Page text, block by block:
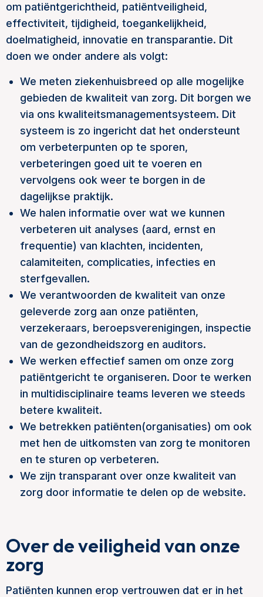
om patiëntgerichtheid, patiëntveiligheid,
effectiviteit, tijdigheid, toegankelijkheid,
doelmatigheid, innovatie en transparantie. Dit
doen we onder andere als volgt:
We meten ziekenhuisbreed op alle mogelijke
gebieden de kwaliteit van zorg. Dit borgen we
via ons kwaliteitsmanagementsysteem. Dit
systeem is zo ingericht dat het ondersteunt
om verbeterpunten op te sporen,
verbeteringen goed uit te voeren en
vervolgens ook weer te borgen in de
dagelijkse praktijk.
We halen informatie over wat we kunnen
verbeteren uit analyses (aard, ernst en
frequentie) van klachten, incidenten,
calamiteiten, complicaties, infecties en
sterfgevallen.
We verantwoorden de kwaliteit van onze
geleverde zorg aan onze patiënten,
verzekeraars, beroepsverenigingen, inspectie
van de gezondheidszorg en auditors.
We werken effectief samen om onze zorg
patiëntgericht te organiseren. Door te werken
in multidisciplinaire teams leveren we steeds
betere kwaliteit.
We betrekken patiënten(organisaties) om ook
met hen de uitkomsten van zorg te monitoren
en te sturen op verbeteren.
We zijn transparant over onze kwaliteit van
zorg door informatie te delen op de website.
Over de veiligheid van onze
zorg
Patiënten kunnen erop vertrouwen dat er in het